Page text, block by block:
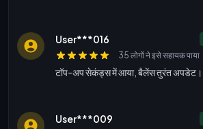
User***016
35 लोगों ने इसे सहायक पाया
टॉप-अप सेकंड्स में आया, बैलेंस तुरंत अपडेट।
User***009